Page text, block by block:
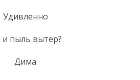
Удивленно
пыль вытер?
Дима